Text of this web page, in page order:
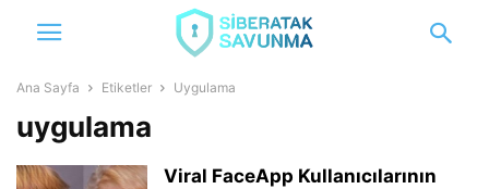
Ana Sayfa Etiketler Uygulama
uygulama
Viral FaceApp Kullanıcılarının